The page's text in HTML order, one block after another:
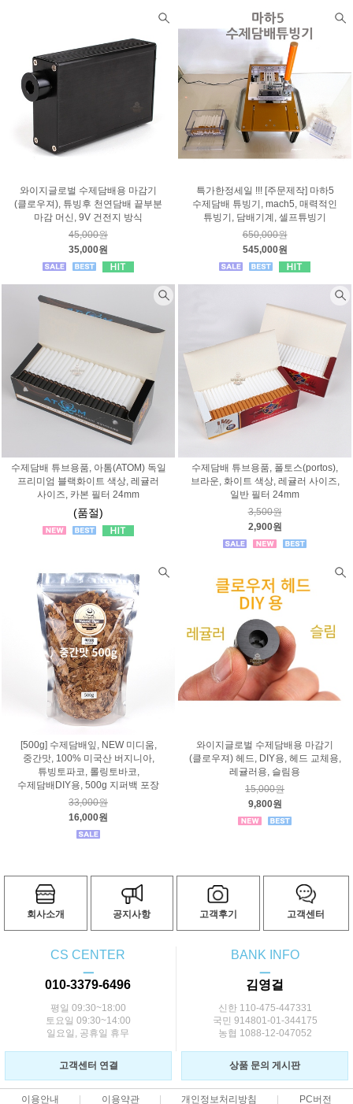
와이지글로벌 수제담배용 마감기
(클로우져), 튜빙후 천연담배 끝부분
마감 머신, 9V 건전지 방식
45,000원
35,000원
특가한정세일 !!! [주문제작] 마하5
수제담배 튜빙기, mach5, 매력적인
튜빙기, 담배기계, 셀프튜빙기
650,000원
545,000원
수제담배 튜브용품, 아톰(ATOM) 독일
프리미엄 블랙화이트 색상, 레귤러
사이즈, 카본 필터 24mm
(품절)
수제담배 튜브용품, 폴토스(portos),
브라운, 화이트 색상, 레귤러 사이즈,
일반 필터 24mm
3,500원
2,900원
[500g] 수제담배잎, NEW 미디움,
중간맛, 100% 미국산 버지니아,
튜빙토파코, 롤링토바코,
수제담배DIY용, 500g 지퍼백 포장
33,000원
16,000원
와이지글로벌 수제담배용 마감기
(클로우져) 헤드, DIY용, 헤드 교체용,
레귤러용, 슬림용
15,000원
9,800원
회사소개 공지사항 고객후기 고객센터
CS CENTER
ㅡ
010-3379-6496
평일 09:30~18:00
토요일 09:30~14:00
일요일, 공휴일 휴무
BANK INFO
ㅡ
김영걸
신한 110-475-447331
국민 914801-01-344175
농협 1088-12-047052
고객센터 연결 상품 문의 게시판
이용안내 이용약관 개인정보처리방침 PC버전